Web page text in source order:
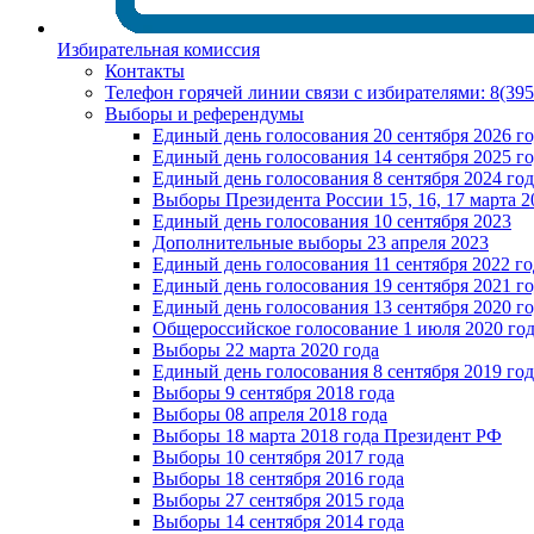
Избирательная комиссия
Контакты
Телефон горячей линии связи с избирателями:
Выборы и референдумы
Единый день голосования 20 сентября 2026
Единый день голосования 14 сентября 2025
Единый день голосования 8 сентября 2024
Выборы Президента России 15, 16, 17 марта
Единый день голосования 10 сентября 2023
Дополнительные выборы 23 апреля 2023
Единый день голосования 11 сентября 2022
Единый день голосования 19 сентября 2021
Единый день голосования 13 сентября 2020
Общероссийское голосование 1 июля 2020
Выборы 22 марта 2020 года
Единый день голосования 8 сентября 2019
Выборы 9 сентября 2018 года
Выборы 08 апреля 2018 года
Выборы 18 марта 2018 года Президент РФ
Выборы 10 сентября 2017 года
Выборы 18 сентября 2016 года
Выборы 27 сентября 2015 года
Выборы 14 сентября 2014 года